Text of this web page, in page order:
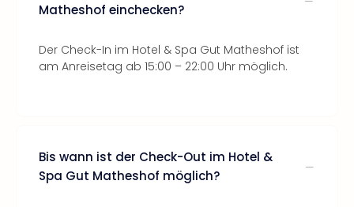
Matheshof einchecken?
Der Check-In im Hotel & Spa Gut Matheshof ist
am Anreisetag ab 15:00 – 22:00 Uhr möglich.
Bis wann ist der Check-Out im Hotel &
Spa Gut Matheshof möglich?